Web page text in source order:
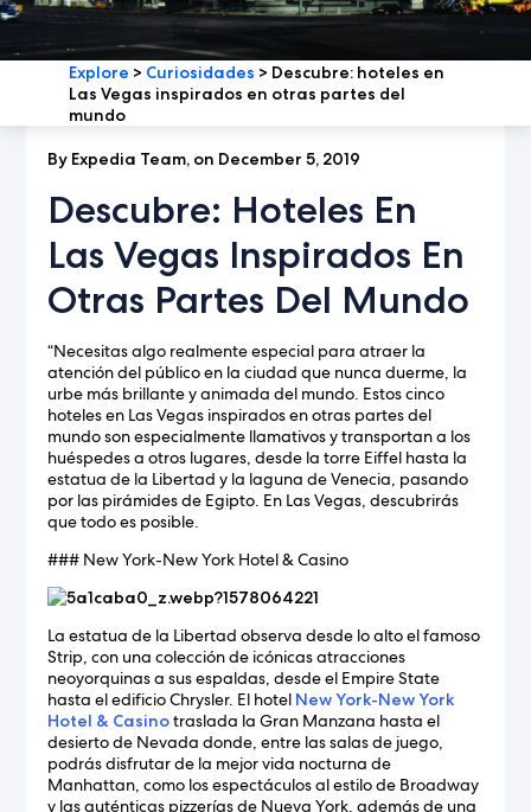
Explore > Curiosidades > Descubre: hoteles en
Las Vegas inspirados en otras partes del
mundo
By Expedia Team, on December 5, 2019
Descubre: Hoteles En
Las Vegas Inspirados En
Otras Partes Del Mundo
“Necesitas algo realmente especial para atraer la
atención del público en la ciudad que nunca duerme, la
urbe más brillante y animada del mundo. Estos cinco
hoteles en Las Vegas inspirados en otras partes del
mundo son especialmente llamativos y transportan a los
huéspedes a otros lugares, desde la torre Eiffel hasta la
estatua de la Libertad y la laguna de Venecia, pasando
por las pirámides de Egipto. En Las Vegas, descubrirás
que todo es posible.
### New York-New York Hotel & Casino
La estatua de la Libertad observa desde lo alto el famoso
Strip, con una colección de icónicas atracciones
neoyorquinas a sus espaldas, desde el Empire State
hasta el edificio Chrysler. El hotel New York-New York
Hotel & Casinotraslada la Gran Manzana hasta el
desierto de Nevada donde, entre las salas de juego,
podrás disfrutar de la mejor vida nocturna de
Manhattan, como los espectáculos al estilo de Broadway
y las auténticas pizzerías de Nueva York, además de una